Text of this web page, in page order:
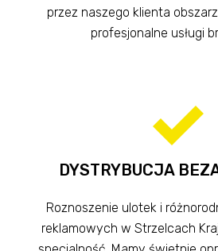
przez naszego klienta
profesjonalne usługi
DYSTRYBUCJA
Roznoszenie ulotek i
reklamowych w Strzelcach